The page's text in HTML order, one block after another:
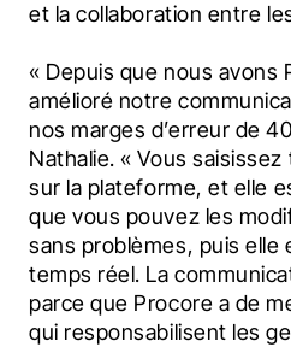
et la collaboration entre
« Depuis que nous avons
amélioré notre
nos marges d’erreur de
Nathalie. « Vous
sur la plateforme, et elle
que vous pouvez les
sans problèmes, puis elle
temps réel. La
parce que Procore a de
qui responsabilisent les